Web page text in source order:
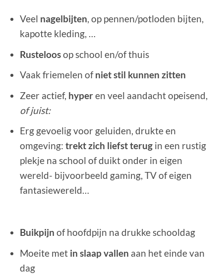
Veel nagelbijten, op pennen/potloden bijten,
kapotte kleding, …
Rusteloosop school en/of thuis
Vaak friemelen ofniet stil kunnen zitten
Zeer actief, hyperen veel aandacht opeisend,
of juist:
Erg gevoelig voor geluiden, drukte en
omgeving: trekt zich liefst terugin een rustig
plekje na school of duikt onder in eigen
wereld- bijvoorbeeld gaming, TV of eigen
fantasiewereld…
Buikpijn of hoofdpijn na drukke schooldag
Moeite met in slaap vallen aan het einde van
dag